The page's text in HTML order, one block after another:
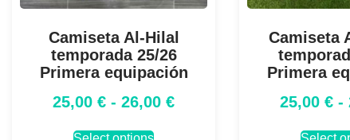
Camiseta Al-Hilal
temporada 25/26
Primera equipación
25,00 € - 26,00 €
Camiseta
Primera
25,00 € -